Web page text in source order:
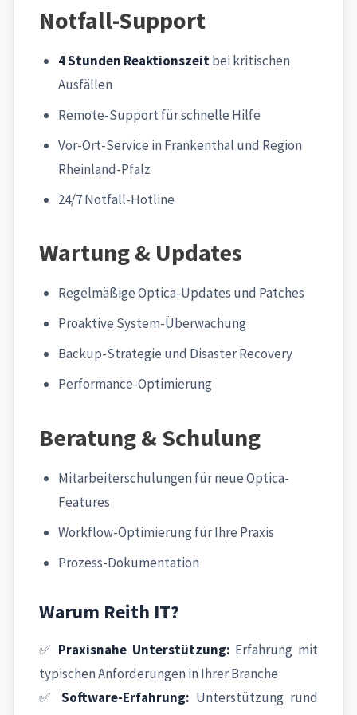
Notfall-Support
4 Stunden Reaktionszeitbei kritischen
Ausfällen
Remote-Support für schnelle Hilfe
Vor-Ort-Service in Frankenthal und Region
Rheinland-Pfalz
24/7 Notfall-Hotline
Wartung & Updates
Regelmäßige Optica-Updates und Patches
Proaktive System-Überwachung
Backup-Strategie und Disaster Recovery
Performance-Optimierung
Beratung & Schulung
Mitarbeiterschulungen für neue Optica-
Features
Workflow-Optimierung für Ihre Praxis
Prozess-Dokumentation
Warum Reith IT?
✅ Praxisnahe Unterstützung: Erfahrung mit
typischen Anforderungen in Ihrer Branche
✅ Software-Erfahrung: Unterstützung rund